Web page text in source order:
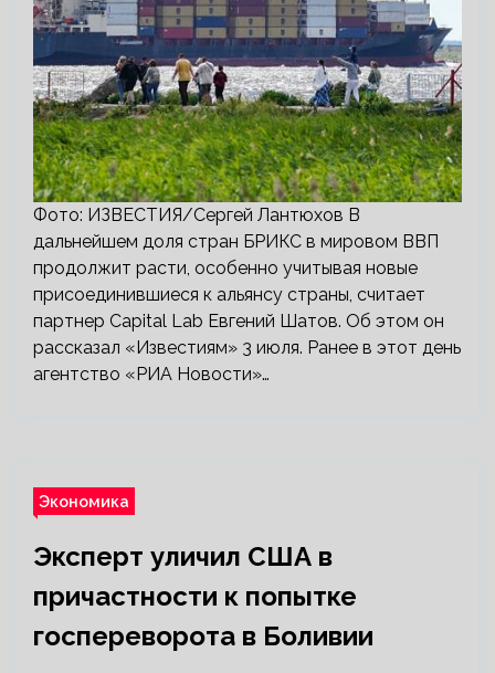
Фото: ИЗВЕСТИЯ/Сергей Лантюхов В
дальнейшем доля стран БРИКС в мировом ВВП
продолжит расти, особенно учитывая новые
присоединившиеся к альянсу страны, считает
партнер Capital Lab Евгений Шатов. Об этом он
рассказал «Известиям» 3 июля. Ранее в этот день
агентство «РИА Новости»…
Экономика
Эксперт уличил США в
причастности к попытке
госпереворота в Боливии